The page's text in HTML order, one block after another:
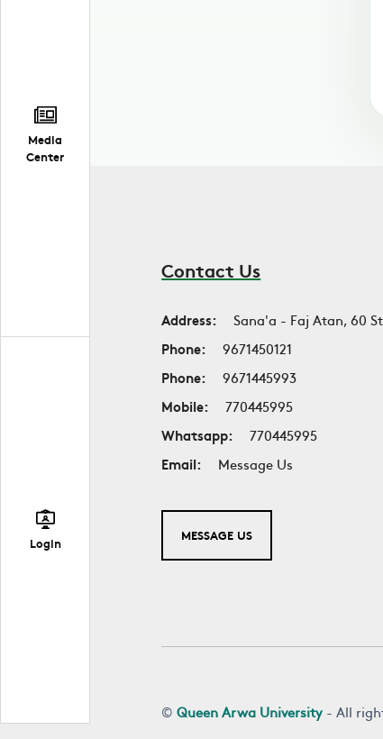
Media
Center
Login
Contact Us
Address:
Sana'a - Faj Atan, 60
Phone:
9671450121
Phone:
9671445993
Mobile:
770445995
Whatsapp:
770445995
Email:
Message Us
MESSAGE US
©Queen Arwa University - All